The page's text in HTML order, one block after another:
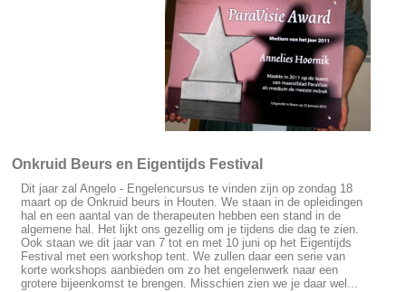
Onkruid Beurs en Eigentijds Festival
Dit jaar zal Angelo - Engelencursus te vinden zijn op zondag 18
maart op de Onkruid beurs in Houten. We staan in de opleidingen
hal en een aantal van de therapeuten hebben een stand in de
algemene hal. Het lijkt ons gezellig om je tijdens die dag te zien.
Ook staan we dit jaar van 7 tot en met 10 juni op het Eigentijds
Festival met een workshop tent. We zullen daar een serie van
korte workshops aanbieden om zo het engelenwerk naar een
grotere bijeenkomst te brengen. Misschien zien we je daar wel...